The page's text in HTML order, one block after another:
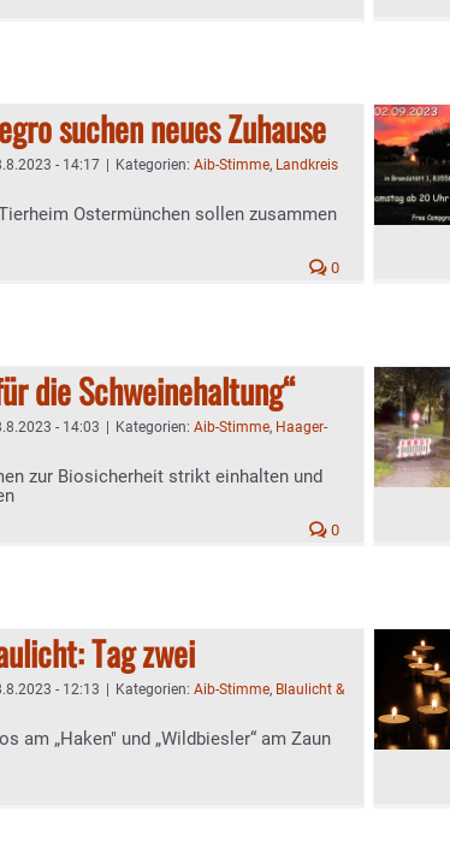
suchen neues Zuhause
- 14:17 Kategorien: Aib-Stimme, Landkreis
Ostermünchen sollen zusammen
0
die Schweinehaltung“
- 14:03 Kategorien: Aib-Stimme, Haager-
zur Biosicherheit strikt einhalten und
0
Tag zwei
- 12:13 Kategorien: Aib-Stimme, Blaulicht &
am „Haken" und „Wildbiesler“ am Zaun